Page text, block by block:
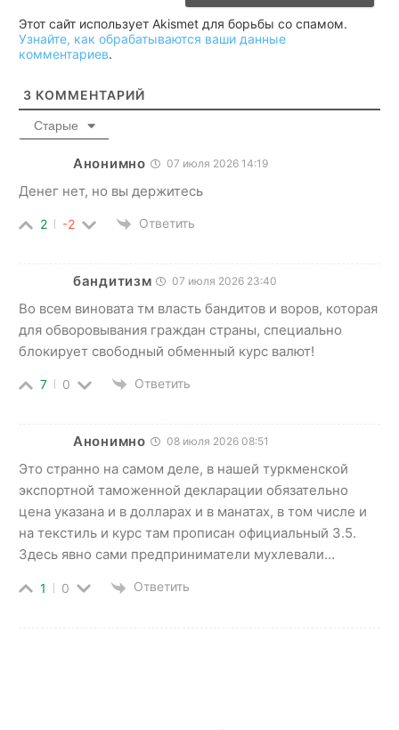
Этот сайт использует Akismet для борьбы со спамом.
Узнайте, как обрабатываются ваши данные
комментариев.
3 КОММЕНТАРИЙ
Старые
Анонимно 07 июля 2026 14:19
Денег нет, но вы держитесь
2 -2 Ответить
бандитизм 07 июля 2026 23:40
Во всем виновата тм власть бандитов и воров, которая
для обворовывания граждан страны, специально
блокирует свободный обменный курс валют!
7 0 Ответить
Анонимно 08 июля 2026 08:51
Это странно на самом деле, в нашей туркменской
экспортной таможенной декларации обязательно
цена указана и в долларах и в манатах, в том числе и
на текстиль и курс там прописан официальный 3.5.
Здесь явно сами предприниматели мухлевали…
1 0 Ответить